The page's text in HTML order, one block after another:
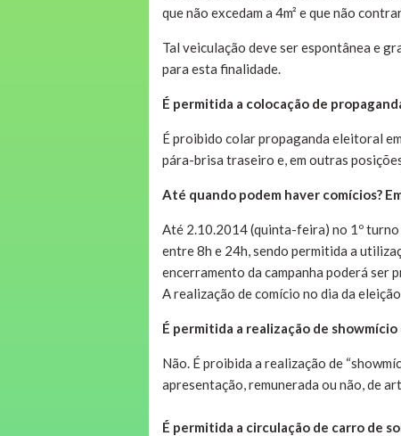
que não excedam a 4m² e que não
Tal veiculação deve ser espontânea e
para esta finalidade.
É permitida a colocação de
É proibido colar propaganda eleitoral
pára-brisa traseiro e, em outras
Até quando podem haver comícios?
Até 2.10.2014 (quinta-feira) no 1º
entre 8h e 24h, sendo permitida a
encerramento da campanha poderá ser
A realização de comício no dia da
É permitida a realização de
Não. É proibida a realização de
apresentação, remunerada ou não, de
É permitida a circulação de carro de